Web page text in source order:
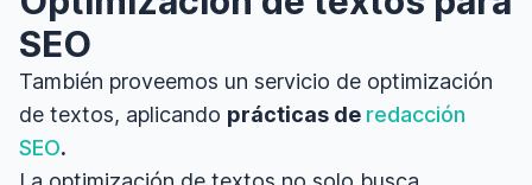
SEO
También proveemos un servicio de optimización
de textos, aplicando prácticas de redacción
SEO.